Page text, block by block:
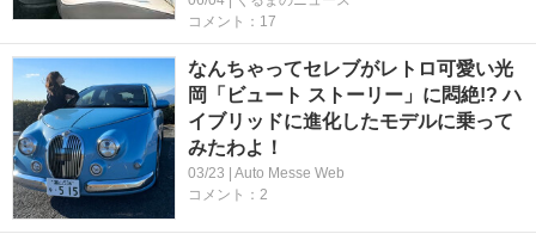
コメント：17
なんちゃってセレブがレトロ可愛い光
岡「ビュート ストーリー」に悶絶!? ハ
イブリッドに進化したモデルに乗って
みたわよ！
03/23 | Auto Messe Web
コメント：2